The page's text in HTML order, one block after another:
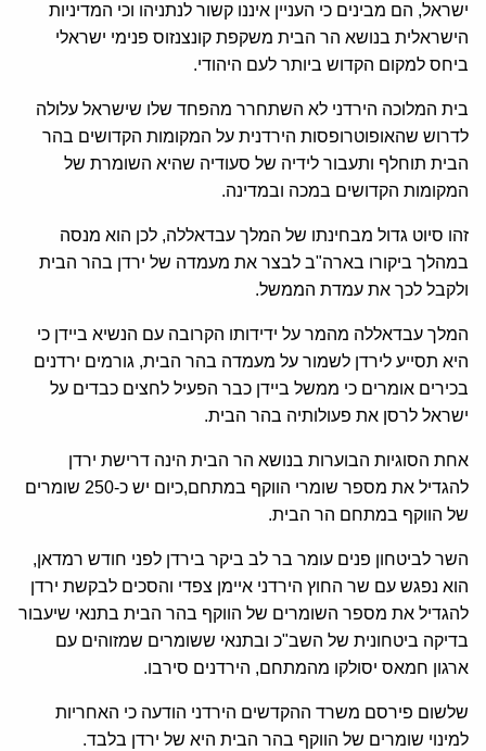
ישראל, הם מבינים כי העניין איננו קשור לנתניהו וכי המדיניות
הישראלית בנושא הר הבית משקפת קונצנזוס פנימי ישראלי
ביחס למקום הקדוש ביותר לעם היהודי.
בית המלוכה הירדני לא השתחרר מהפחד שלו שישראל עלולה
לדרוש שהאופוטרופסות הירדנית על המקומות הקדושים בהר
הבית תוחלף ותעבור לידיה של סעודיה שהיא השומרת של
המקומות הקדושים במכה ובמדינה.
זהו סיוט גדול מבחינתו של המלך עבדאללה, לכן הוא מנסה
במהלך ביקורו בארה"ב לבצר את מעמדה של ירדן בהר הבית
ולקבל לכך את עמדת הממשל.
המלך עבדאללה מהמר על ידידותו הקרובה עם הנשיא ביידן כי
היא תסייע לירדן לשמור על מעמדה בהר הבית, גורמים ירדנים
בכירים אומרים כי ממשל ביידן כבר הפעיל לחצים כבדים על
ישראל לרסן את פעולותיה בהר הבית.
אחת הסוגיות הבוערות בנושא הר הבית הינה דרישת ירדן
להגדיל את מספר שומרי הווקף במתחם,כיום יש כ-250 שומרים
של הווקף במתחם הר הבית.
השר לביטחון פנים עומר בר לב ביקר בירדן לפני חודש רמדאן,
הוא נפגש עם שר החוץ הירדני איימן צפדי והסכים לבקשת ירדן
להגדיל את מספר השומרים של הווקף בהר הבית בתנאי שיעבור
בדיקה ביטחונית של השב"כ ובתנאי ששומרים שמזוהים עם
ארגון חמאס יסולקו מהמתחם, הירדנים סירבו.
שלשום פירסם משרד ההקדשים הירדני הודעה כי האחריות
למינוי שומרים של הווקף בהר הבית היא של ירדן בלבד.